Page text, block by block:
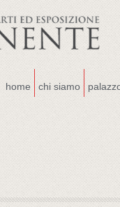
home chi siamo